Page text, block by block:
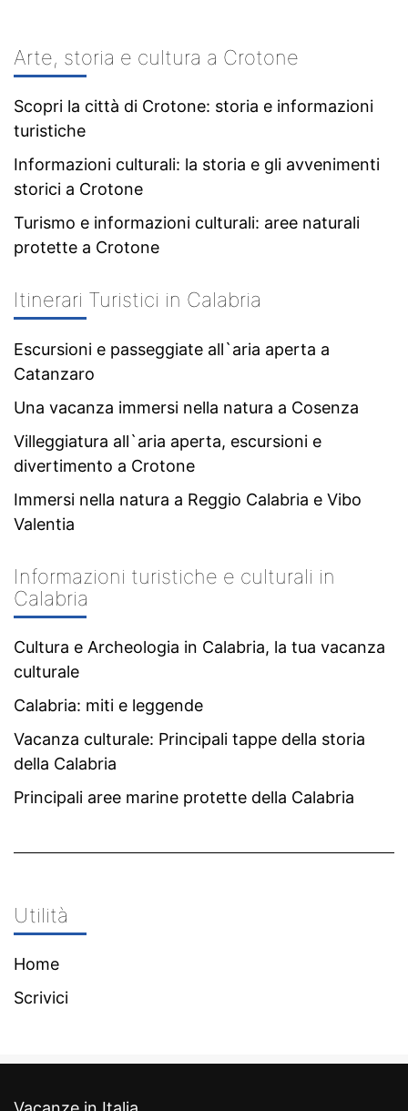
Arte, storia e cultura a Crotone
Scopri la città di Crotone: storia e informazioni
turistiche
Informazioni culturali: la storia e gli avvenimenti
storici a Crotone
Turismo e informazioni culturali: aree naturali
protette a Crotone
Itinerari Turistici in Calabria
Escursioni e passeggiate all`aria aperta a
Catanzaro
Una vacanza immersi nella natura a Cosenza
Villeggiatura all`aria aperta, escursioni e
divertimento a Crotone
Immersi nella natura a Reggio Calabria e Vibo
Valentia
Informazioni turistiche e culturali in
Calabria
Cultura e Archeologia in Calabria, la tua vacanza
culturale
Calabria: miti e leggende
Vacanza culturale: Principali tappe della storia
della Calabria
Principali aree marine protette della Calabria
Utilità
Home
Scrivici